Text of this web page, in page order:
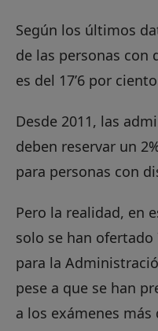
Según los últimos
de las personas con
es del 17’6 por
Desde 2011, las
deben reservar un
para personas con
Pero la realidad, en
solo se han ofertado
para la
pese a que se han
a los exámenes más